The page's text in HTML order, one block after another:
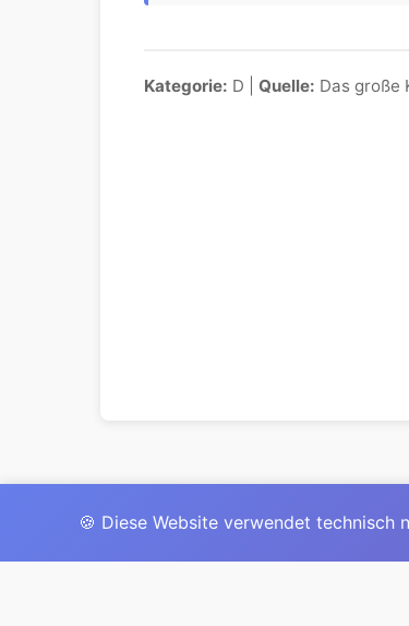
Kategorie: D | Quelle: Das große
🍪 Diese Website verwendet technisch